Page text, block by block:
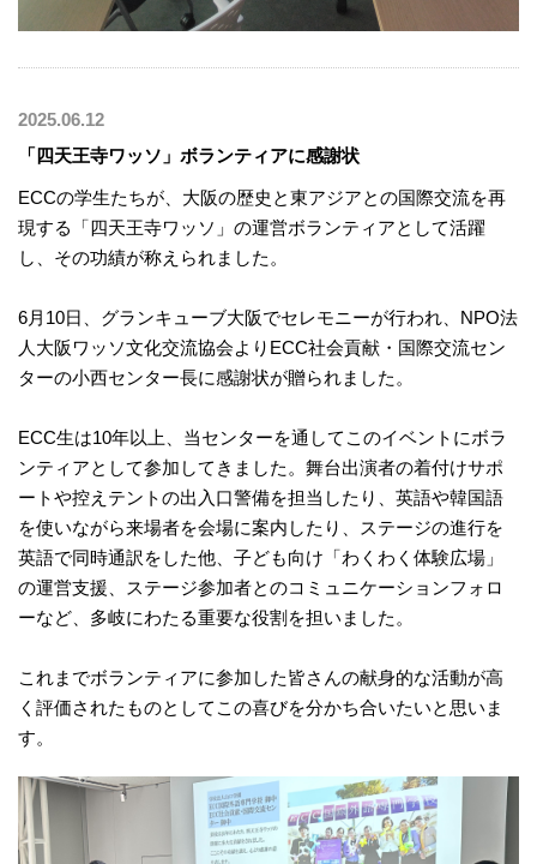
2025.06.12
「四天王寺ワッソ」ボランティアに感謝状
ECCの学生たちが、大阪の歴史と東アジアとの国際交流を再
現する「四天王寺ワッソ」の運営ボランティアとして活躍
し、その功績が称えられました。
6月10日、グランキューブ大阪でセレモニーが行われ、NPO法
人大阪ワッソ文化交流協会よりECC社会貢献・国際交流セン
ターの小西センター長に感謝状が贈られました。
ECC生は10年以上、当センターを通してこのイベントにボラ
ンティアとして参加してきました。舞台出演者の着付けサポ
ートや控えテントの出入口警備を担当したり、英語や韓国語
を使いながら来場者を会場に案内したり、ステージの進行を
英語で同時通訳をした他、子ども向け「わくわく体験広場」
の運営支援、ステージ参加者とのコミュニケーションフォロ
ーなど、多岐にわたる重要な役割を担いました。
これまでボランティアに参加した皆さんの献身的な活動が高
く評価されたものとしてこの喜びを分かち合いたいと思いま
す。